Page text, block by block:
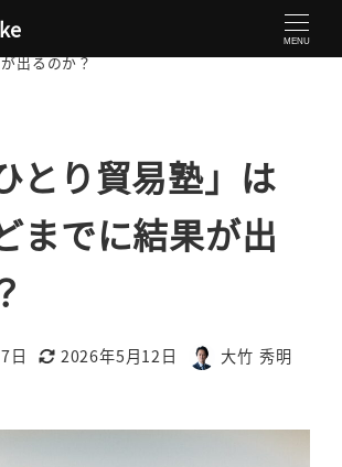
MENU
ト
なぜ「ひとり貿易塾」はこ
出るのか？
とり貿易塾」は
までに結果が出
日
更新日
2026年5月12日
著
大竹 秀明